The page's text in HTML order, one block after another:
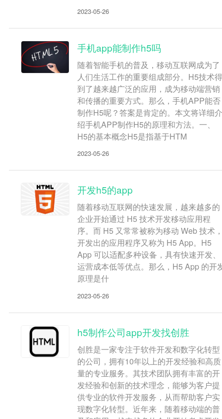
2023-05-26
手机app能制作h5吗
随着智能手机的普及，移动互联网成为了
人们生活工作的重要组成部分。H5技术得
到了越来越广泛的应用，成为移动端营销
和传播的重要方式。那么，手机APP能否
制作H5呢？答案是肯定的。本文将详细介
绍手机APP制作H5的原理和方法。一、
H5的基本概念H5是指基于HTM
2023-05-26
开发h5的app
随着移动互联网的快速发展，越来越多的
企业开始通过 H5 技术开发移动应用程
序。而 H5 又常常被称为移动 Web 技术
开发出的应用程序又称为 H5 App。H5
App 可以适配多种设备，具有快速开发、
运营成本低等优点。那么，H5 App 的开
原理是什
2023-05-26
h5制作公司app开发找创胜
创胜是一家专注于软件开发和数字化转型
的公司，拥有10年以上的开发经验和高质
量的专业服务。其技术团队拥有丰富的开
发经验和创新的技术理念，能够为客户提
供专业的软件开发服务，从而帮助客户实
现数字化转型。近年来，随着移动端的普